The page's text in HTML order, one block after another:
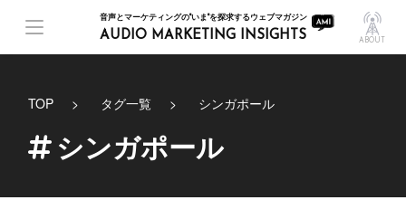
音声とマーケティングの"いま"を探求するウェブマガジン
AUDIO MARKETING INSIGHTS ABOUT
TOP タグ一覧 シンガポール
シンガポール